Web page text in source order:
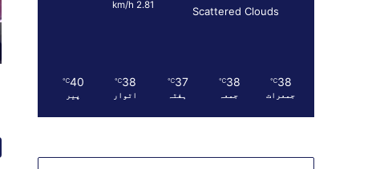
Scattered Clouds
2.81 km/h
38
℃
جمعرات
38
℃
جمعہ
37
℃
ہفتہ
38
℃
اتوار
40
℃
پیر